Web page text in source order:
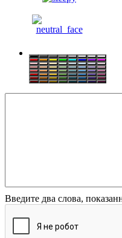
Введите два слова,